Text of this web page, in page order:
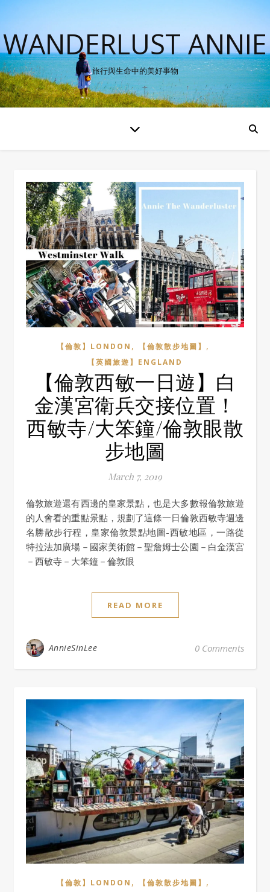
WANDERLUST ANNIE
旅行與生命中的美好事物
【倫敦】LONDON , 【倫敦散步地圖】 ,
【英國旅遊】ENGLAND
【倫敦西敏一日遊】白
金漢宮衛兵交接位置！
西敏寺/大笨鐘/倫敦眼散
步地圖
March 7, 2019
倫敦旅遊還有西邊的皇家景點，也是大多數報倫敦旅遊
的人會看的重點景點，規劃了這條一日倫敦西敏寺週邊
名勝散步行程，皇家倫敦景點地圖-西敏地區，一路從
特拉法加廣場－國家美術館－聖詹姆士公園－白金漢宮
－西敏寺－大笨鐘－倫敦眼
READ MORE
AnnieSinLee 0 Comments
【倫敦】LONDON , 【倫敦散步地圖】 ,